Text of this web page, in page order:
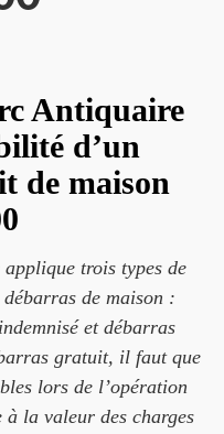
Antiquaire
d’un
de maison
trois types de
de maison :
et débarras
gratuit, il faut que
lors de l’opération
la valeur des charges